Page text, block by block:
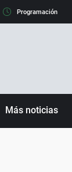
Italia con controles
Programación
Más noticias